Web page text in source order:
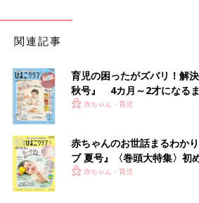
関連記事
育児の困ったがズバリ！解
秋号』 4カ月～2才になる
いっぱい！
赤ちゃん・育児
赤ちゃんのお世話まるわか
ブ 夏号』〈巻頭大特集〉初
く！ おっぱい・ミルクの基
赤ちゃん・育児